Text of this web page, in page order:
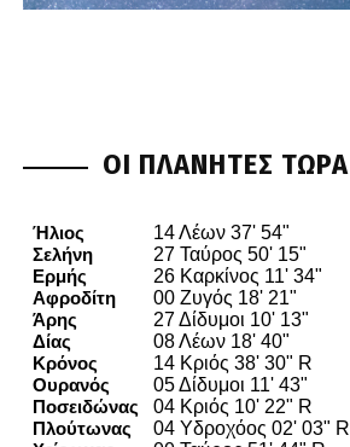
ΟΙ ΠΛΑΝΗΤΕΣ ΤΩΡΑ